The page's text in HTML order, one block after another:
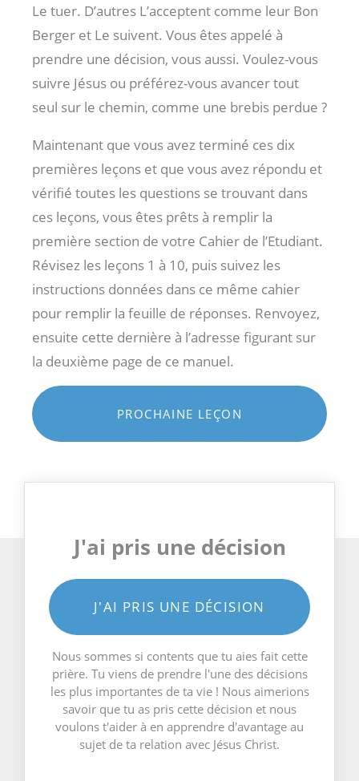
Le tuer. D’autres L’acceptent comme leur Bon
Berger et Le suivent. Vous êtes appelé à
prendre une décision, vous aussi. Voulez-vous
suivre Jésus ou préférez-vous avancer tout
seul sur le chemin, comme une brebis perdue ?
Maintenant que vous avez terminé ces dix
premières leçons et que vous avez répondu et
vérifié toutes les questions se trouvant dans
ces leçons, vous êtes prêts à remplir la
première section de votre Cahier de l’Etudiant.
Révisez les leçons 1 à 10, puis suivez les
instructions données dans ce même cahier
pour remplir la feuille de réponses. Renvoyez,
ensuite cette dernière à l’adresse figurant sur
la deuxième page de ce manuel.
PROCHAINE LEÇON
J'ai pris une décision
J'AI PRIS UNE DÉCISION
Nous sommes si contents que tu aies fait cette
prière. Tu viens de prendre l'une des décisions
les plus importantes de ta vie ! Nous aimerions
savoir que tu as pris cette décision et nous
voulons t'aider à en apprendre d'avantage au
sujet de ta relation avec Jésus Christ.